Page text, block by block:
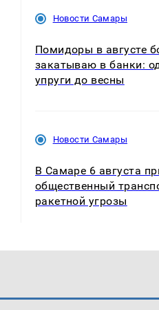
Новости Самары
Помидоры в августе
закатываю в банки:
упруги до весны
Новости Самары
В Самаре 6 августа
общественный
ракетной угрозы